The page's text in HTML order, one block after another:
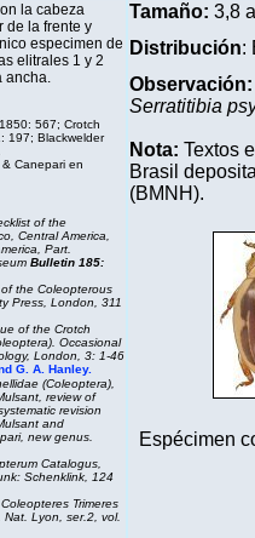
la cabeza
de la frente y
especimen de
elitrales 1 y 2
ancha.
567; Crotch
197; Blackwelder
Canepari en
of the
Central America,
Part.
Bulletin 185:
the Coleopterous
Press, London, 311
of the Crotch
Occasional
London, 3: 1-46
G. A. Hanley.
(Coleoptera),
review of
revision
and
new genus.
Catalogus
Schenklink, 124
Trimeres
Lyon, ser.2, vol.
Tamaño: 3,8
Distribución:
Serratitibia
Nota: Textos
Brasil
(BMNH).
Espécimen